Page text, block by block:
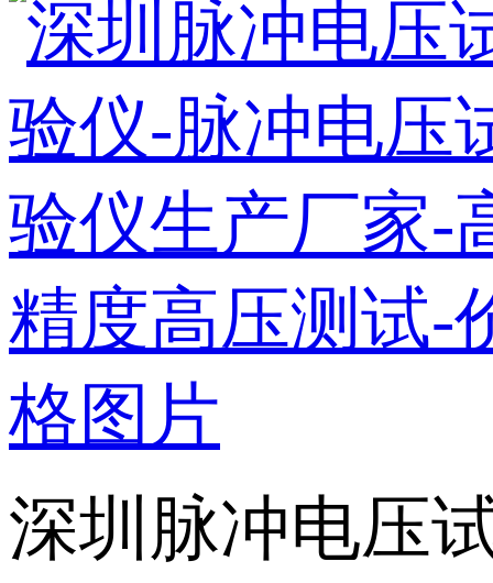
深圳脉冲电压